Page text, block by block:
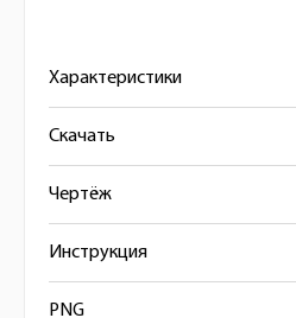
Характеристики
Скачать
Чертёж
Инструкция
PNG